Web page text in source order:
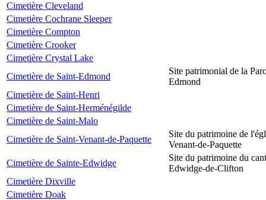
Cimetière Cleveland
Cimetière Cochrane Sleeper
Cimetière Compton
Cimetière Crooker
Cimetière Crystal Lake
Cimetière de Saint-Edmond
Site patrimonial de la
Edmond
Cimetière de Saint-Henri
Cimetière de Saint-Herménégilde
Cimetière de Saint-Malo
Cimetière de Saint-Venant-de-Paquette
Site du patrimoine de
Venant-de-Paquette
Cimetière de Sainte-Edwidge
Site du patrimoine du
Edwidge-de-Clifton
Cimetière Dixville
Cimetière Doak